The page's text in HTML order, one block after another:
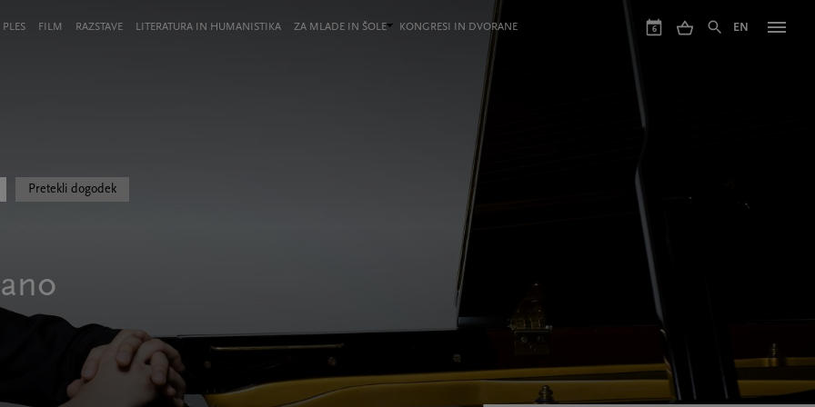
FILM RAZSTAVE LITERATURA IN HUMANISTIKA ZA MLADE IN ŠOLE KONGRESI IN DVORANE 6 EN
Pretekli dogodek